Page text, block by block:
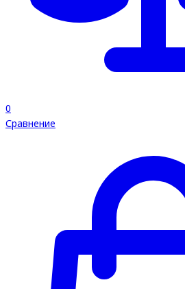
0
Сравнение